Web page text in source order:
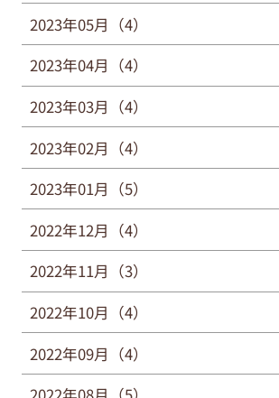
2023年05月（4）
2023年04月（4）
2023年03月（4）
2023年02月（4）
2023年01月（5）
2022年12月（4）
2022年11月（3）
2022年10月（4）
2022年09月（4）